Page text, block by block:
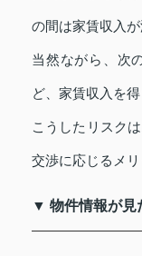
の間は家賃収入が
当然ながら、次
ど、家賃収入を
こうしたリスク
交渉に応じるメ
▼ 物件情報が見